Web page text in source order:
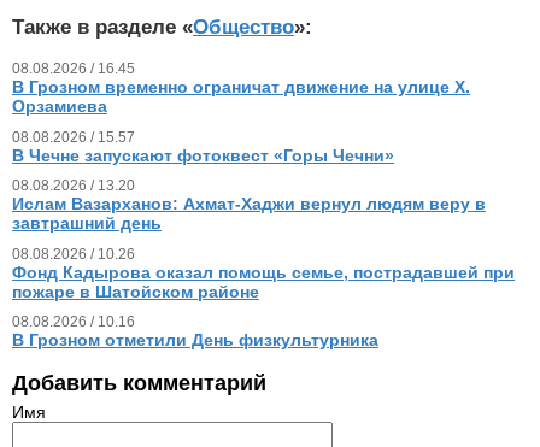
Также в разделе «Общество»:
08.08.2026 / 16.45
В Грозном временно ограничат движение на улице Х.
Орзамиева
08.08.2026 / 15.57
В Чечне запускают фотоквест «Горы Чечни»
08.08.2026 / 13.20
Ислам Вазарханов: Ахмат-Хаджи вернул людям веру в
завтрашний день
08.08.2026 / 10.26
Фонд Кадырова оказал помощь семье, пострадавшей при
пожаре в Шатойском районе
08.08.2026 / 10.16
В Грозном отметили День физкультурника
Добавить комментарий
Имя